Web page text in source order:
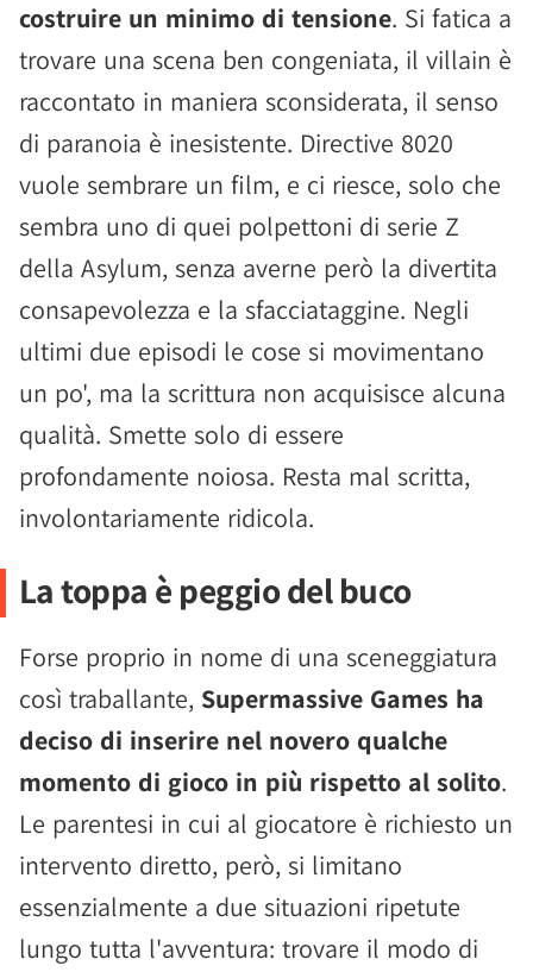
costruire un minimo di tensione. Si fatica a
trovare una scena ben congeniata, il villain è
raccontato in maniera sconsiderata, il senso
di paranoia è inesistente. Directive 8020
vuole sembrare un film, e ci riesce, solo che
sembra uno di quei polpettoni di serie Z
della Asylum, senza averne però la divertita
consapevolezza e la sfacciataggine. Negli
ultimi due episodi le cose si movimentano
un po', ma la scrittura non acquisisce alcuna
qualità. Smette solo di essere
profondamente noiosa. Resta mal scritta,
involontariamente ridicola.
La toppa è peggio del buco
Forse proprio in nome di una sceneggiatura
così traballante, Supermassive Games ha
deciso di inserire nel novero qualche
momento di gioco in più rispetto al solito.
Le parentesi in cui al giocatore è richiesto un
intervento diretto, però, si limitano
essenzialmente a due situazioni ripetute
lungo tutta l'avventura: trovare il modo di